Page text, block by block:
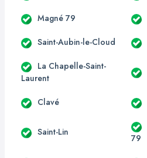
Magné 79
Saint-Aubin-le-Cloud
La Chapelle-Saint-
Laurent
Clavé
Saint-Lin
79